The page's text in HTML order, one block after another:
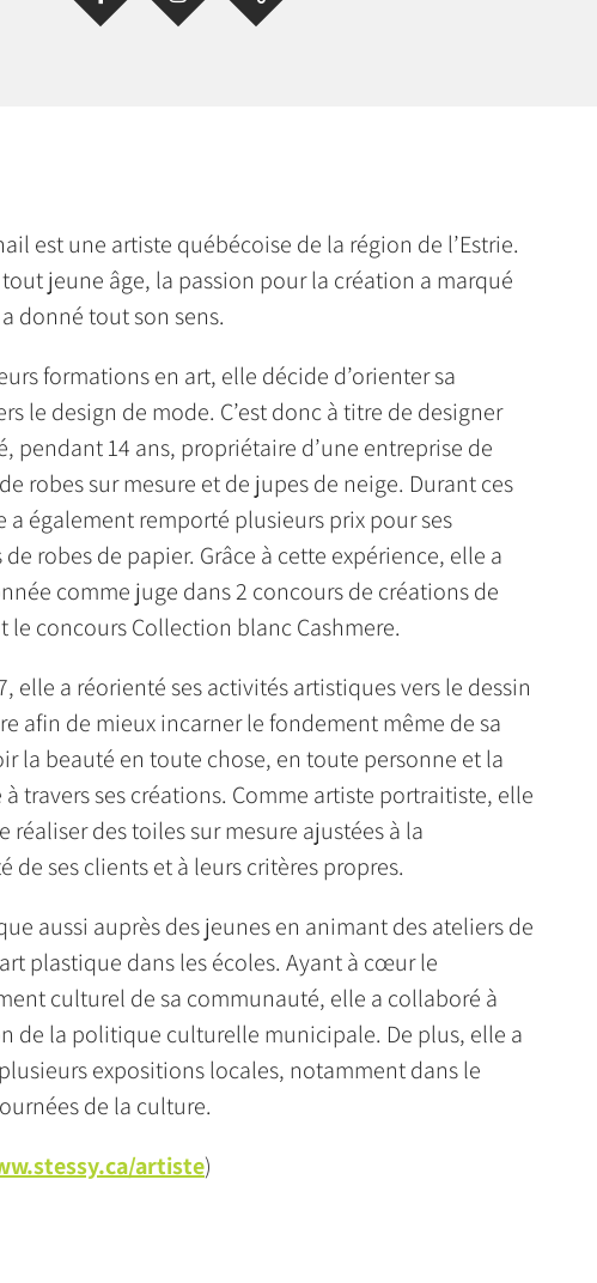
est une artiste québécoise de la région de l’Estrie.
jeune âge, la passion pour la création a marqué
donné tout son sens.
formations en art, elle décide d’orienter sa
le design de mode. C’est donc à titre de designer
pendant 14 ans, propriétaire d’une entreprise de
robes sur mesure et de jupes de neige. Durant ces
a également remporté plusieurs prix pour ses
robes de papier. Grâce à cette expérience, elle a
comme juge dans 2 concours de créations de
le concours Collection blanc Cashmere.
elle a réorienté ses activités artistiques vers le dessin
afin de mieux incarner le fondement même de sa
la beauté en toute chose, en toute personne et la
travers ses créations. Comme artiste portraitiste, elle
réaliser des toiles sur mesure ajustées à la
de ses clients et à leurs critères propres.
aussi auprès des jeunes en animant des ateliers de
plastique dans les écoles. Ayant à cœur le
culturel de sa communauté, elle a collaboré à
de la politique culturelle municipale. De plus, elle a
expositions locales, notamment dans le
de la culture.
artiste)